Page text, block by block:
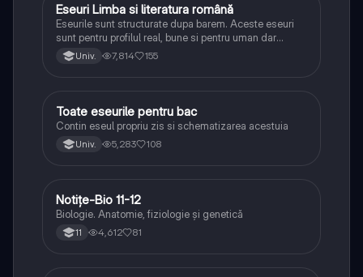
Limba și literatura română
Eseuri Limba si literatura română
Eseurile sunt structurate dupa barem. Aceste eseuri
sunt pentru profilul real, bune si pentru uman dar
lipsesc relatiile dintre personaje si caracrerizarile.
Univ. 7,814 155
Limba și literatura română
Toate eseurile pentru bac
Contin eseul propriu zis si schematizarea acestuia
Univ. 5,283 108
Biologie
Notițe-Bio 11-12
Biologie. Anatomie, fiziologie și genetică
11 4,612 81